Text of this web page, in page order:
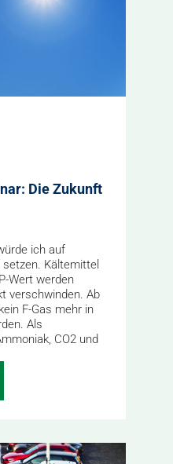
Die Zukunft
ich auf
Kältemittel
Wert werden
verschwinden. Ab
F-Gas mehr in
Als
CO2 und